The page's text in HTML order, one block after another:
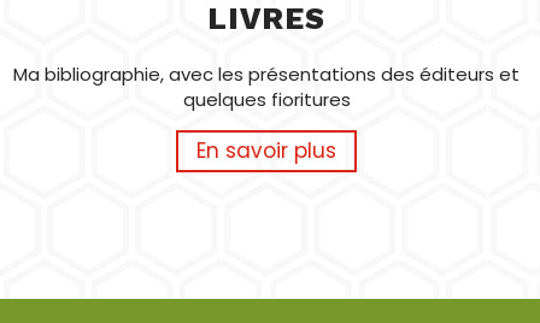
LIVRES
Ma bibliographie, avec les présentations des éditeurs et
quelques fioritures
En savoir plus